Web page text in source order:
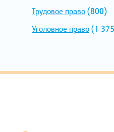
Трудовое право(800)
Уголовное право(1